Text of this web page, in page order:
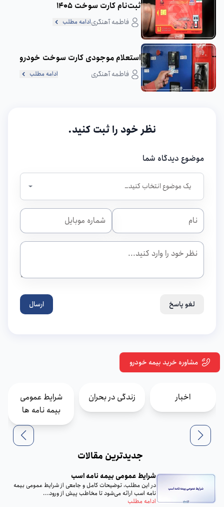
ثبت‌نام کارت سوخت 1405
فاطمه آهنگریادامه مطلب
استعلام موجودی کارت سوخت خودرو
فاطمه آهنگری ادامه مطلب
نظر خود را ثبت کنید.
موضوع دیدگاه شما
لغو پاسخ ارسال
اخبار زندگی در بحران
شرایط عمومی
بیمه نامه ها
جدیدترین مقالات
شرایط عمومی بیمه نامه اسب
در این مطلب، توضیحات کامل و جامعی از شرایط عمومی بیمه
نامه اسب ارائه می‌شود تا مخاطب پیش از ورود...
ادامه مطلب
مشاوره خرید بیمه خودرو